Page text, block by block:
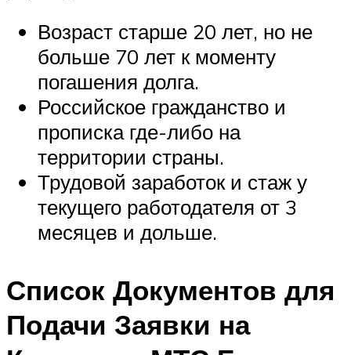
Возраст старше 20 лет, но не
больше 70 лет к моменту
погашения долга.
Российское гражданство и
прописка где-либо на
территории страны.
Трудовой заработок и стаж у
текущего работодателя от 3
месяцев и дольше.
Список Документов для
Подачи Заявки на